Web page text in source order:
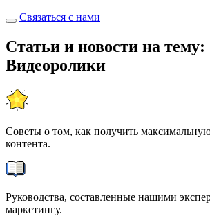
Связаться с нами
Статьи и новости на тему:
Видеоролики
Советы о том, как получить
контента.
Руководства, составленные нашими
маркетингу.